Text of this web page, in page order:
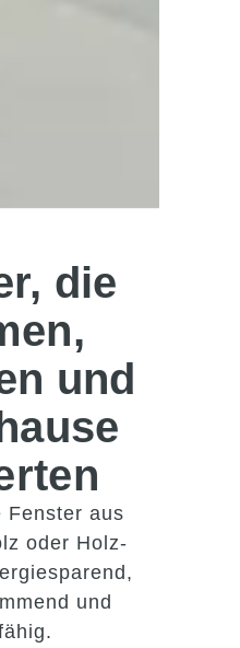
die
und
Fenster aus
oder Holz-
und